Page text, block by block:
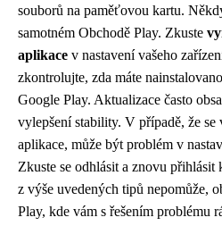
souborů na paměťovou kartu.
samotném Obchodě Play. Zkuste
aplikace v nastavení vašeho
zkontrolujte, zda máte
Google Play. Aktualizace často
vylepšení stability. V případě, že se
aplikace, může být problém v
Zkuste se odhlásit a znovu přihlásit
z výše uvedených tipů nepomůže,
Play, kde vám s řešením problému